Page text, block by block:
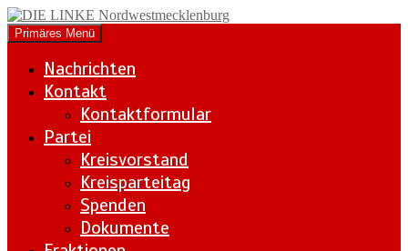
Zum
Inhalt
springen
DIE LINKE
Nordwestmecklenburg
Suchen
Primäres Menü
Nachrichten
Kontakt
Kontaktformular
Partei
Kreisvorstand
Kreisparteitag
Spenden
Dokumente